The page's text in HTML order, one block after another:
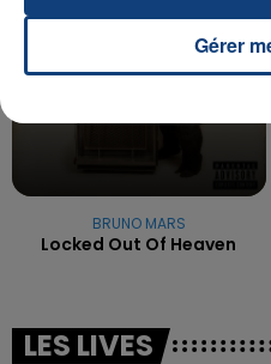
BRUNO MARS
Locked Out Of Heaven
LES LIVES
Gérer